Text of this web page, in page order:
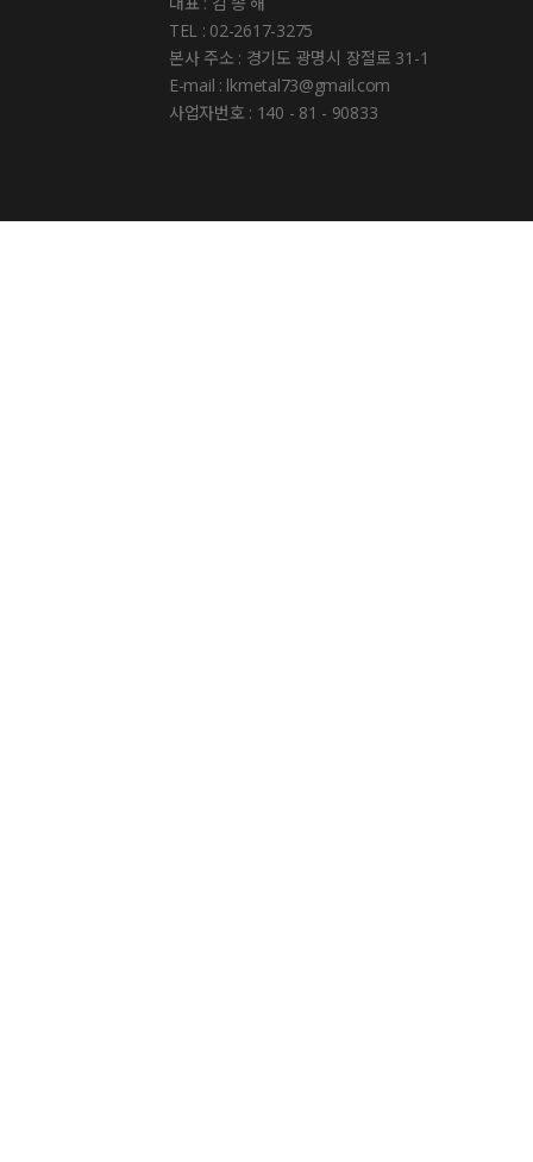
TEL : 02-2617-3275
본사 주소 : 경기도 광명시 장절로 31-1
E-mail : lkmetal73@gmail.com
사업자번호 : 140 - 81 - 90833